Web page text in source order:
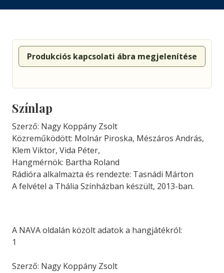
Produkciós kapcsolati ábra megjelenítése
Színlap
Szerző: Nagy Koppány Zsolt
Közreműködött: Molnár Piroska, Mészáros András,
Klem Viktor, Vida Péter,
Hangmérnök: Bartha Roland
Rádióra alkalmazta és rendezte: Tasnádi Márton
A felvétel a Thália Színházban készült, 2013-ban.
A NAVA oldalán közölt adatok a hangjátékról:
1
Szerző: Nagy Koppány Zsolt